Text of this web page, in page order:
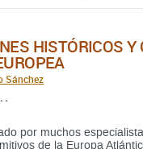
HISTÓRICOS Y
Sánchez
.
por muchos
de la Europa